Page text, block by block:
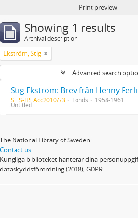
Print preview
Showing 1 results
Archival description
Ekström, Stig
Advanced search
Stig Ekström: Brev från Henny
SE S-HS Acc2010/73 Fonds 1958-1961
Untitled
The National Library of Sweden
Contact us
Kungliga biblioteket hanterar dina
dataskyddsförordning (2018), GDPR.